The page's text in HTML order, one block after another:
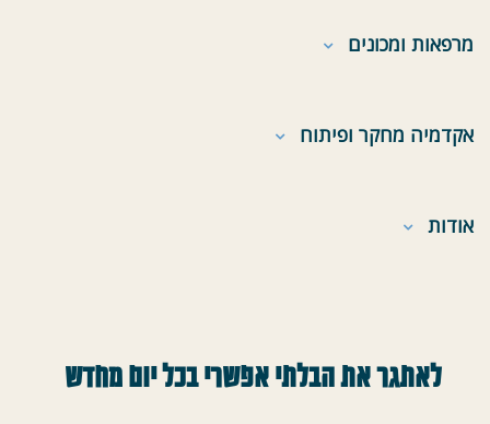
מרפאות ומכונים
אקדמיה מחקר ופיתוח
אודות
לאתגר את הבלתי אפשרי בכל יום מחדש